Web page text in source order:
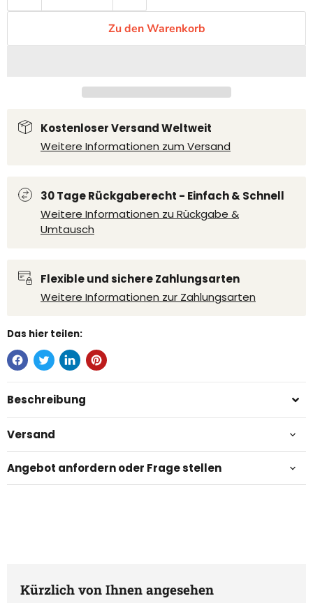
Zu den Warenkorb
Kostenloser Versand Weltweit
Weitere Informationen zum Versand
30 Tage Rückgaberecht - Einfach & Schnell
Weitere Informationen zu Rückgabe &
Umtausch
Flexible und sichere Zahlungsarten
Weitere Informationen zur Zahlungsarten
Das hier teilen:
Beschreibung
Versand
Angebot anfordern oder Frage stellen
Kürzlich von Ihnen angesehen